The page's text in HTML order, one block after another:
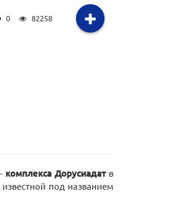
0 82258
комплекса Дорусиадатв
под названием